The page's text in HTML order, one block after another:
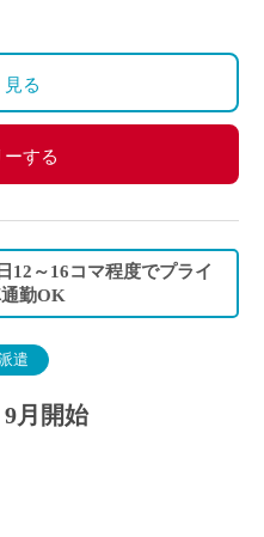
見る
する
12～16コマ程度でプライ
勤OK
遣
月開始